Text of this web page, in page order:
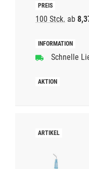
100 Stck. ab
Schnelle